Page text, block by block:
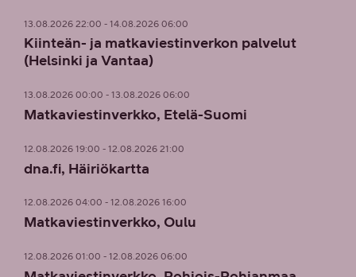
13.08.2026 22:00 - 14.08.2026 06:00
Kiinteän- ja matkaviestinverkon palvelut
(Helsinki ja Vantaa)
13.08.2026 00:00 - 13.08.2026 06:00
Matkaviestinverkko, Etelä-Suomi
12.08.2026 19:00 - 12.08.2026 21:00
dna.fi, Häiriökartta
12.08.2026 04:00 - 12.08.2026 16:00
Matkaviestinverkko, Oulu
12.08.2026 01:00 - 12.08.2026 06:00